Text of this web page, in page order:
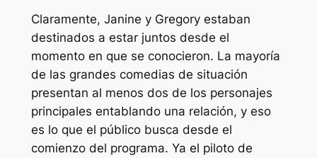
Claramente, Janine y Gregory estaban
destinados a estar juntos desde el
momento en que se conocieron. La mayoría
de las grandes comedias de situación
presentan al menos dos de los personajes
principales entablando una relación, y eso
es lo que el público busca desde el
comienzo del programa. Ya el piloto de